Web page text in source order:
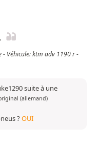
- Véhicule: ktm adv 1190 r -
suite à une
(allemand)
?OUI